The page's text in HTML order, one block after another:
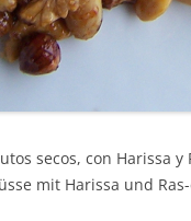
secos, con Harissa y
mit Harissa und